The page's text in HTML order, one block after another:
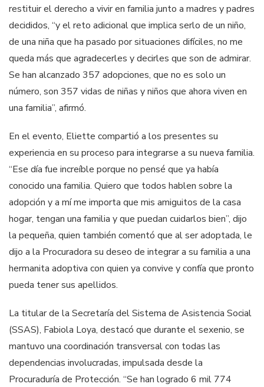
restituir el derecho a vivir en familia junto a madres y padres
decididos, “y el reto adicional que implica serlo de un niño,
de una niña que ha pasado por situaciones difíciles, no me
queda más que agradecerles y decirles que son de admirar.
Se han alcanzado 357 adopciones, que no es solo un
número, son 357 vidas de niñas y niños que ahora viven en
una familia”, afirmó.
En el evento, Eliette compartió a los presentes su
experiencia en su proceso para integrarse a su nueva familia.
“Ese día fue increíble porque no pensé que ya había
conocido una familia. Quiero que todos hablen sobre la
adopción y a mí me importa que mis amiguitos de la casa
hogar, tengan una familia y que puedan cuidarlos bien”, dijo
la pequeña, quien también comentó que al ser adoptada, le
dijo a la Procuradora su deseo de integrar a su familia a una
hermanita adoptiva con quien ya convive y confía que pronto
pueda tener sus apellidos.
La titular de la Secretaría del Sistema de Asistencia Social
(SSAS), Fabiola Loya, destacó que durante el sexenio, se
mantuvo una coordinación transversal con todas las
dependencias involucradas, impulsada desde la
Procuraduría de Protección. “Se han logrado 6 mil 774